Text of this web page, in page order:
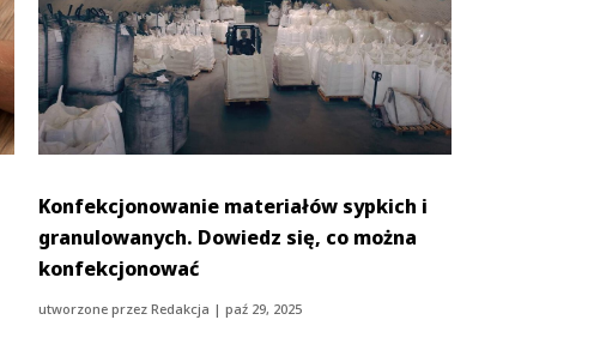
Konfekcjonowanie materiałów sypkich i
granulowanych. Dowiedz się, co można
konfekcjonować
utworzone przez Redakcja | paź 29, 2025